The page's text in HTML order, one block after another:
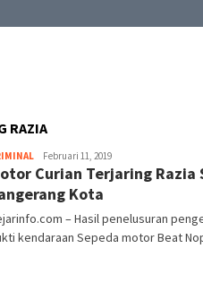
RAZIA
Kejar
Info
Februari 11, 2019
Curian Terjaring
Kota
– Hasil penelusuran
kendaraan Sepeda motor Beat